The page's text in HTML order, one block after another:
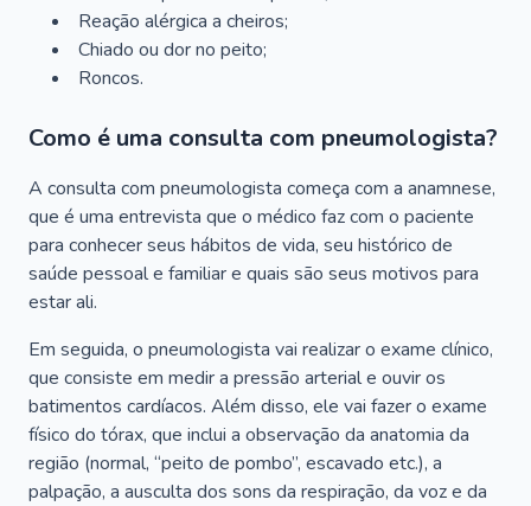
Reação alérgica a cheiros;
Chiado ou dor no peito;
Roncos.
Como é uma consulta com pneumologista?
A consulta com pneumologista começa com a anamnese,
que é uma entrevista que o médico faz com o paciente
para conhecer seus hábitos de vida, seu histórico de
saúde pessoal e familiar e quais são seus motivos para
estar ali.
Em seguida, o pneumologista vai realizar o exame clínico,
que consiste em medir a pressão arterial e ouvir os
batimentos cardíacos. Além disso, ele vai fazer o exame
físico do tórax, que inclui a observação da anatomia da
região (normal, “peito de pombo”, escavado etc.), a
palpação, a ausculta dos sons da respiração, da voz e da